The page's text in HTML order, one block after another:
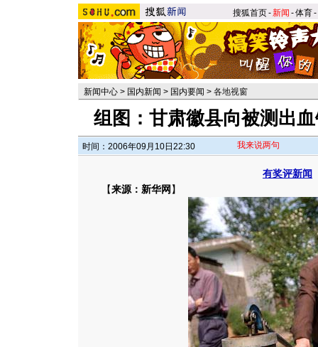
搜狐首页-新闻 -体育-
新闻中心 > 国内新闻 > 国内要闻 > 各地视窗
组图：甘肃徽县向被测出
时间：2006年09月10日22:30 我来说两句
有奖评新闻
【来源：新华网 】